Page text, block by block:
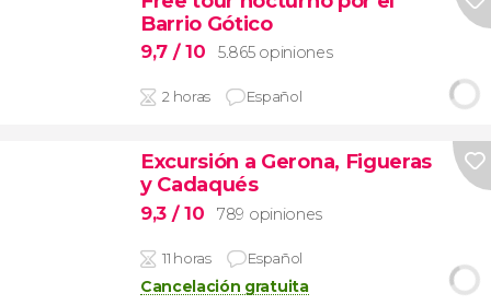
Barrio Gótico
9,7 / 10 5.865 opiniones
2 horas Español
Excursión a Gerona, Figueras
y Cadaqués
9,3 / 10 789 opiniones
11 horas Español
Cancelación gratuita